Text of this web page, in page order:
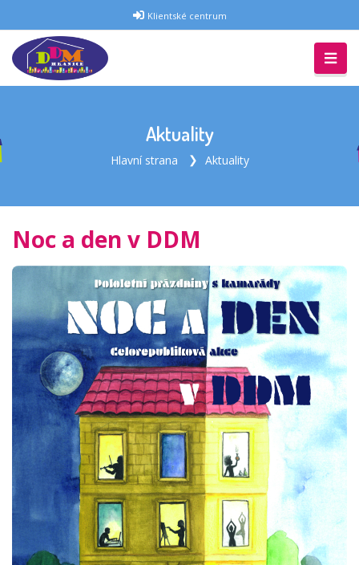
Klientské centrum
Aktuality
Hlavní strana Aktuality
Noc a den v DDM